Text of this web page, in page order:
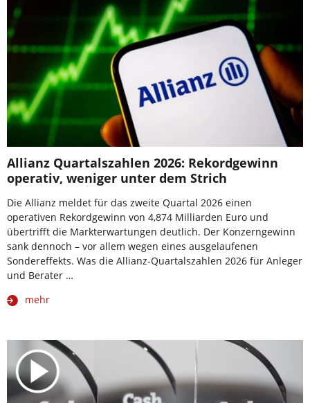
Allianz Quartalszahlen 2026: Rekordgewinn
operativ, weniger unter dem Strich
Die Allianz meldet für das zweite Quartal 2026 einen
operativen Rekordgewinn von 4,874 Milliarden Euro und
übertrifft die Markterwartungen deutlich. Der Konzerngewinn
sank dennoch – vor allem wegen eines ausgelaufenen
Sondereffekts. Was die Allianz-Quartalszahlen 2026 für Anleger
und Berater …
mehr